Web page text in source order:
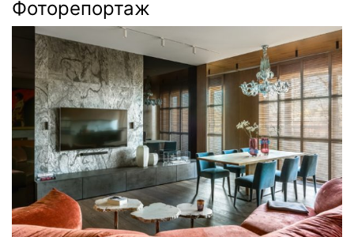
Фоторепортаж